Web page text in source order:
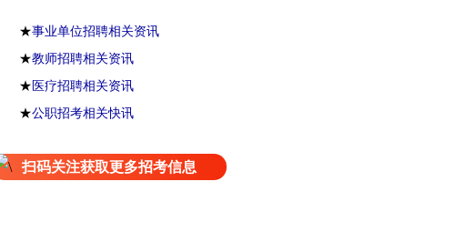
★事业单位招聘相关资讯
★教师招聘相关资讯
★医疗招聘相关资讯
★公职招考相关快讯
扫码关注获取更多招考信息